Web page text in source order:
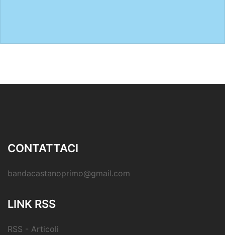
CONTATTACI
bandacastanoprimo@gmail.com
LINK RSS
RSS - Articoli